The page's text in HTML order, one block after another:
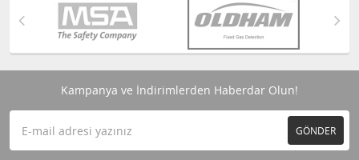
Kampanya ve İndirimlerden Haberdar Olun!
GÖNDER